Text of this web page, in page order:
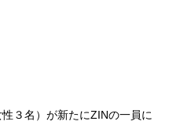
３名）が新たにZINの一員に